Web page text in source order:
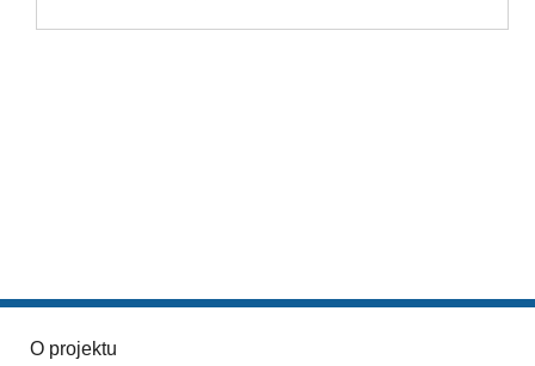
O projektu